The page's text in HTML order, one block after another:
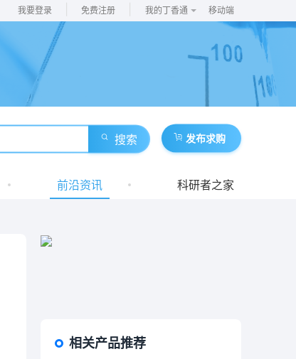
我要登录 免费注册 我的丁香通 移动端
搜索 发布求购
前沿资讯 科研者之家
相关产品推荐